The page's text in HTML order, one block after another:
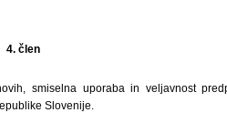
4. člen
smiselna uporaba in veljavnost
Slovenije.